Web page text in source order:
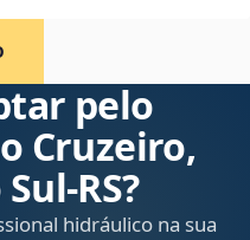
pelo
Cruzeiro,
hidráulico na sua